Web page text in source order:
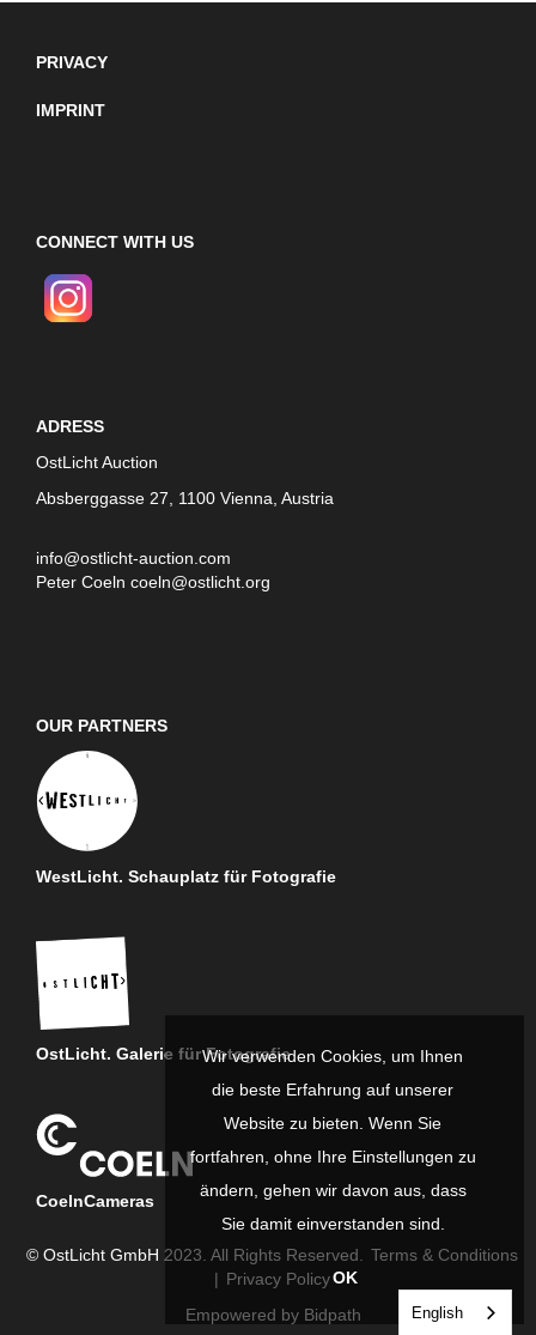
PRIVACY
IMPRINT
CONNECT WITH US
ADRESS
OstLicht Auction
Absberggasse 27, 1100 Vienna, Austria
info@ostlicht-auction.com
Peter Coeln coeln@ostlicht.org
OUR PARTNERS
WestLicht. Schauplatz für Fotografie
OstLicht. Galerie für Fotografie
CoelnCameras
© OstLicht GmbH 2023. All Rights Reserved.
Terms & Conditions
| Privacy Policy
Empowered by Bidpath
English
Wir verwenden Cookies, um Ihnen
die beste Erfahrung auf unserer
Website zu bieten. Wenn Sie
fortfahren, ohne Ihre Einstellungen zu
ändern, gehen wir davon aus, dass
Sie damit einverstanden sind.
OK